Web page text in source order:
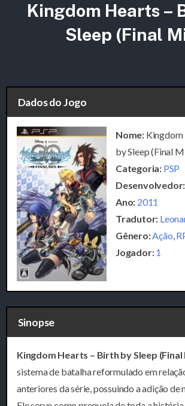
Kingdom Hearts –
Sleep (Final
Dados do Jogo
Nome:
by Sleep (Final
Categoria: PSP
Desenvolvedor:
Ano: 2011
Tradutor:
Gênero:Ação
Jogador:1
Sinopse
Kingdom Hearts – Birth by Sleep (Final
sistema de batalha reformulado em
anteriores da série, possuindo a adição de